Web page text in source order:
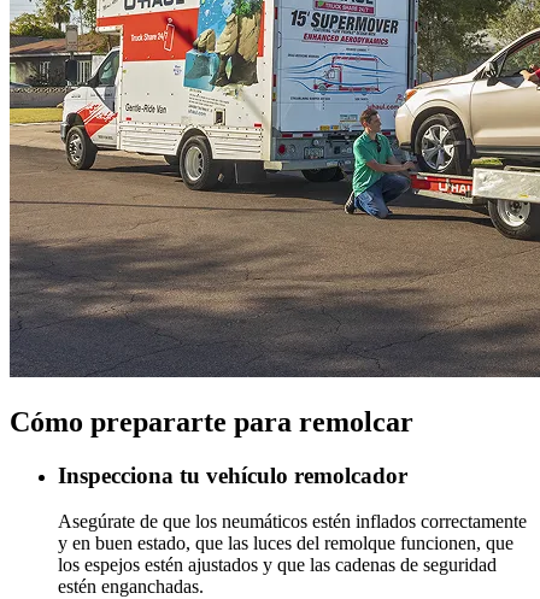
Cómo prepararte para remolcar
Inspecciona tu vehículo remolcador
Asegúrate de que los neumáticos estén inflados correctamente
y en buen estado, que las luces del remolque funcionen, que
los espejos estén ajustados y que las cadenas de seguridad
estén enganchadas.